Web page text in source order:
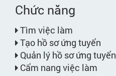
Chức năng
Tìm việc làm
Tạo hồ sơ ứng tuyển
Quản lý hồ sơ ứng tuyển
Cẩm nang việc làm